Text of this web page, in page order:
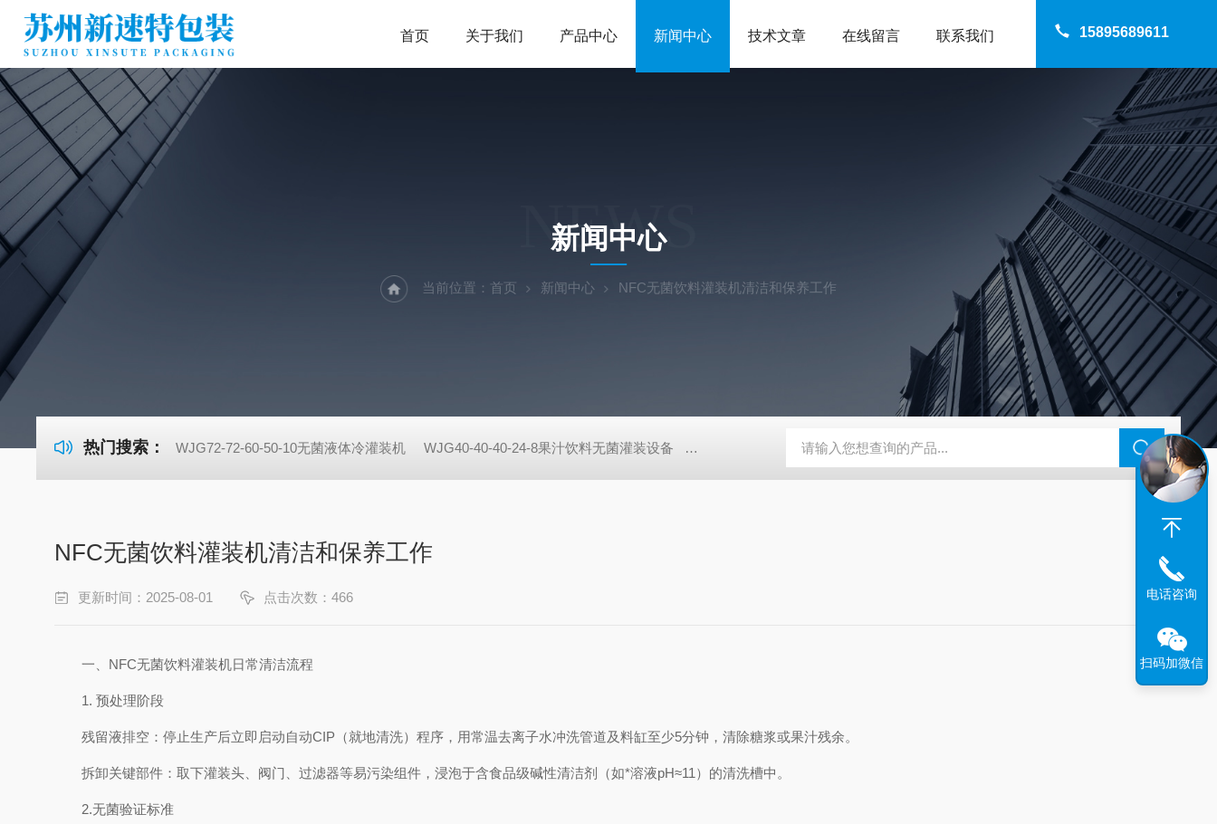
15895689611
首页 关于我们 产品中心 新闻中心 技术文章 在线留言 联系我们
NEWS
新闻中心
当前位置： 首页 新闻中心 NFC无菌饮料灌装机清洁和保养工作
热门搜索： WJG72-72-60-50-10无菌液体冷灌装机 WJG40-40-40-24-8果汁饮料无菌灌装设备 PET瓶无菌灌装机 H8550喷码打印机 NFC无菌饮料灌装机 NFC果汁饮料灌装机
NFC无菌饮料灌装机清洁和保养工作
更新时间：2025-08-01 点击次数：466
一、NFC无菌饮料灌装机日常清洁流程
1. 预处理阶段
残留液排空：停止生产后立即启动自动CIP（就地清洗）程序，用常温去离子水冲洗管道及料缸至少5分钟，清除糖浆或果汁残余。
拆卸关键部件：取下灌装头、阀门、过滤器等易污染组件，浸泡于含食品级碱性清洁剂（如*溶液pH≈11）的清洗槽中。
2.无菌验证标准
电话咨询
扫码加微信